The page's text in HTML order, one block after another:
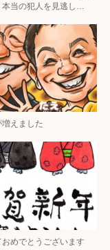
本当の犯人を見逃し…
えました
めでとうございます